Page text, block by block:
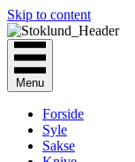
Skip to content
Menu
Forside
Syle
Sakse